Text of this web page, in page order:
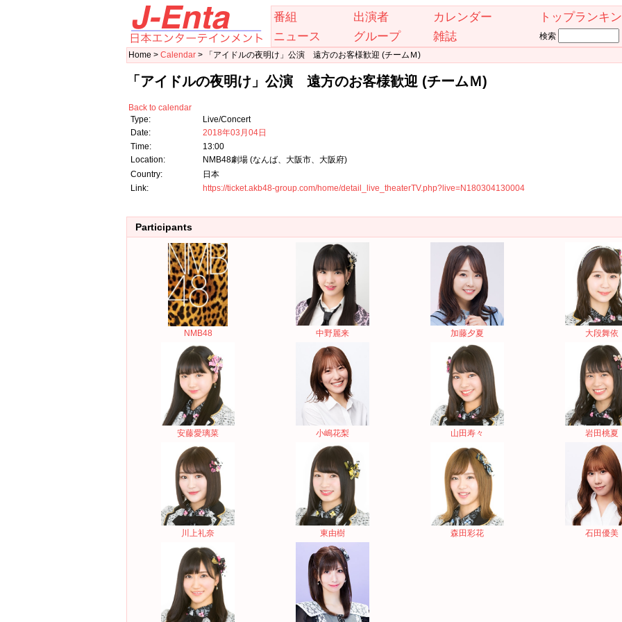
番組 出演者 カレンダー
トップランキ
ニュース
グループ 雑誌
検索
Home > Calendar > 「アイドルの夜明け」公演 遠方のお客様歓迎 (チームＭ)
「アイドルの夜明け」公演 遠方のお客様歓迎 (チームＭ)
Back to calendar
Type:
Live/Concert
Date:
2018年03月04日
Time:
13:00
Location:
NMB48劇場 (なんば、大阪市、大阪府)
Country:
日本
Link:
https://ticket.akb48-group.com/home/detail_live_theaterTV.php?live=N180304130004
Participants
NMB48 中野麗来 加藤夕夏 大段舞依
安藤愛璃菜 小嶋花梨 山田寿々 岩田桃夏
川上礼奈 東由樹 森田彩花 石田優美